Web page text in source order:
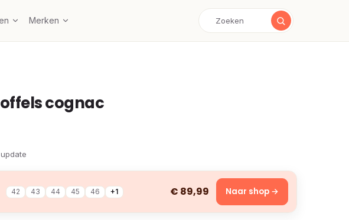
Merken
cognac
42 43 44 45 46 +1 € 89,99 Naar shop →